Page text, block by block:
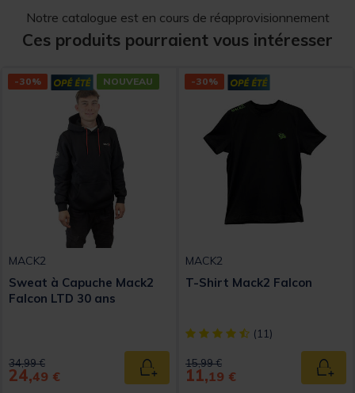
Notre catalogue est en cours de réapprovisionnement
Ces produits pourraient vous intéresser
-30% NOUVEAU
MACK2
Sweat à Capuche Mack2
Falcon LTD 30 ans
Price reduced from
34,99 €to
24,49 € Ajouter au panier
-30%
MACK2
T-Shirt Mack2 Falcon
[object Object] out of 5
(11)
Price reduced from
15,99 €to
11,19 €